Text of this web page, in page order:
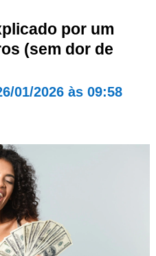
por um
(sem dor de
01/2026 às 09:58